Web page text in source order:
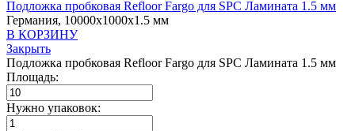
Подложка пробковая Refloor Fargo для SPC Ламината 1.5 мм
Германия, 10000x1000x1.5 мм
В КОРЗИНУ
Закрыть
Подложка пробковая Refloor Fargo для SPC Ламината 1.5 мм
Площадь:
Нужно упаковок: